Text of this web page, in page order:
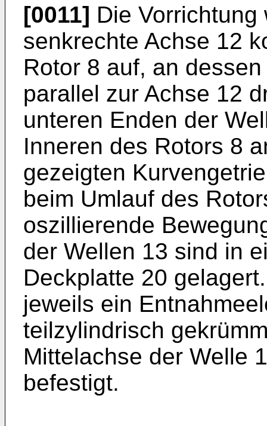
[0011] Die
senkrechte Achse 12
Rotor 8 auf, an
parallel zur Achse 12
unteren Enden der
Inneren des Rotors 8
gezeigten
beim Umlauf des
oszillierende
der Wellen 13 sind in
Deckplatte 20
jeweils ein
teilzylindrisch
Mittelachse der Welle
befestigt.